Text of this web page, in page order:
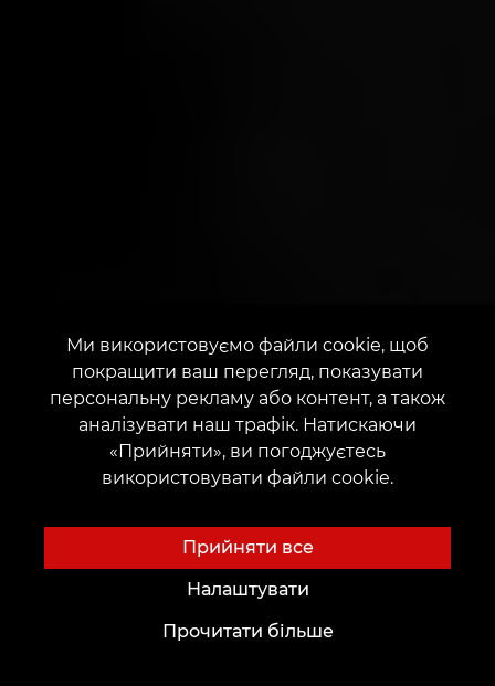
Ми використовуємо файли cookie, щоб
покращити ваш перегляд, показувати
персональну рекламу або контент, а також
аналізувати наш трафік. Натискаючи
«Прийняти», ви погоджуєтесь
використовувати файли cookie.
Прийняти все
Налаштувати
Прочитати більше